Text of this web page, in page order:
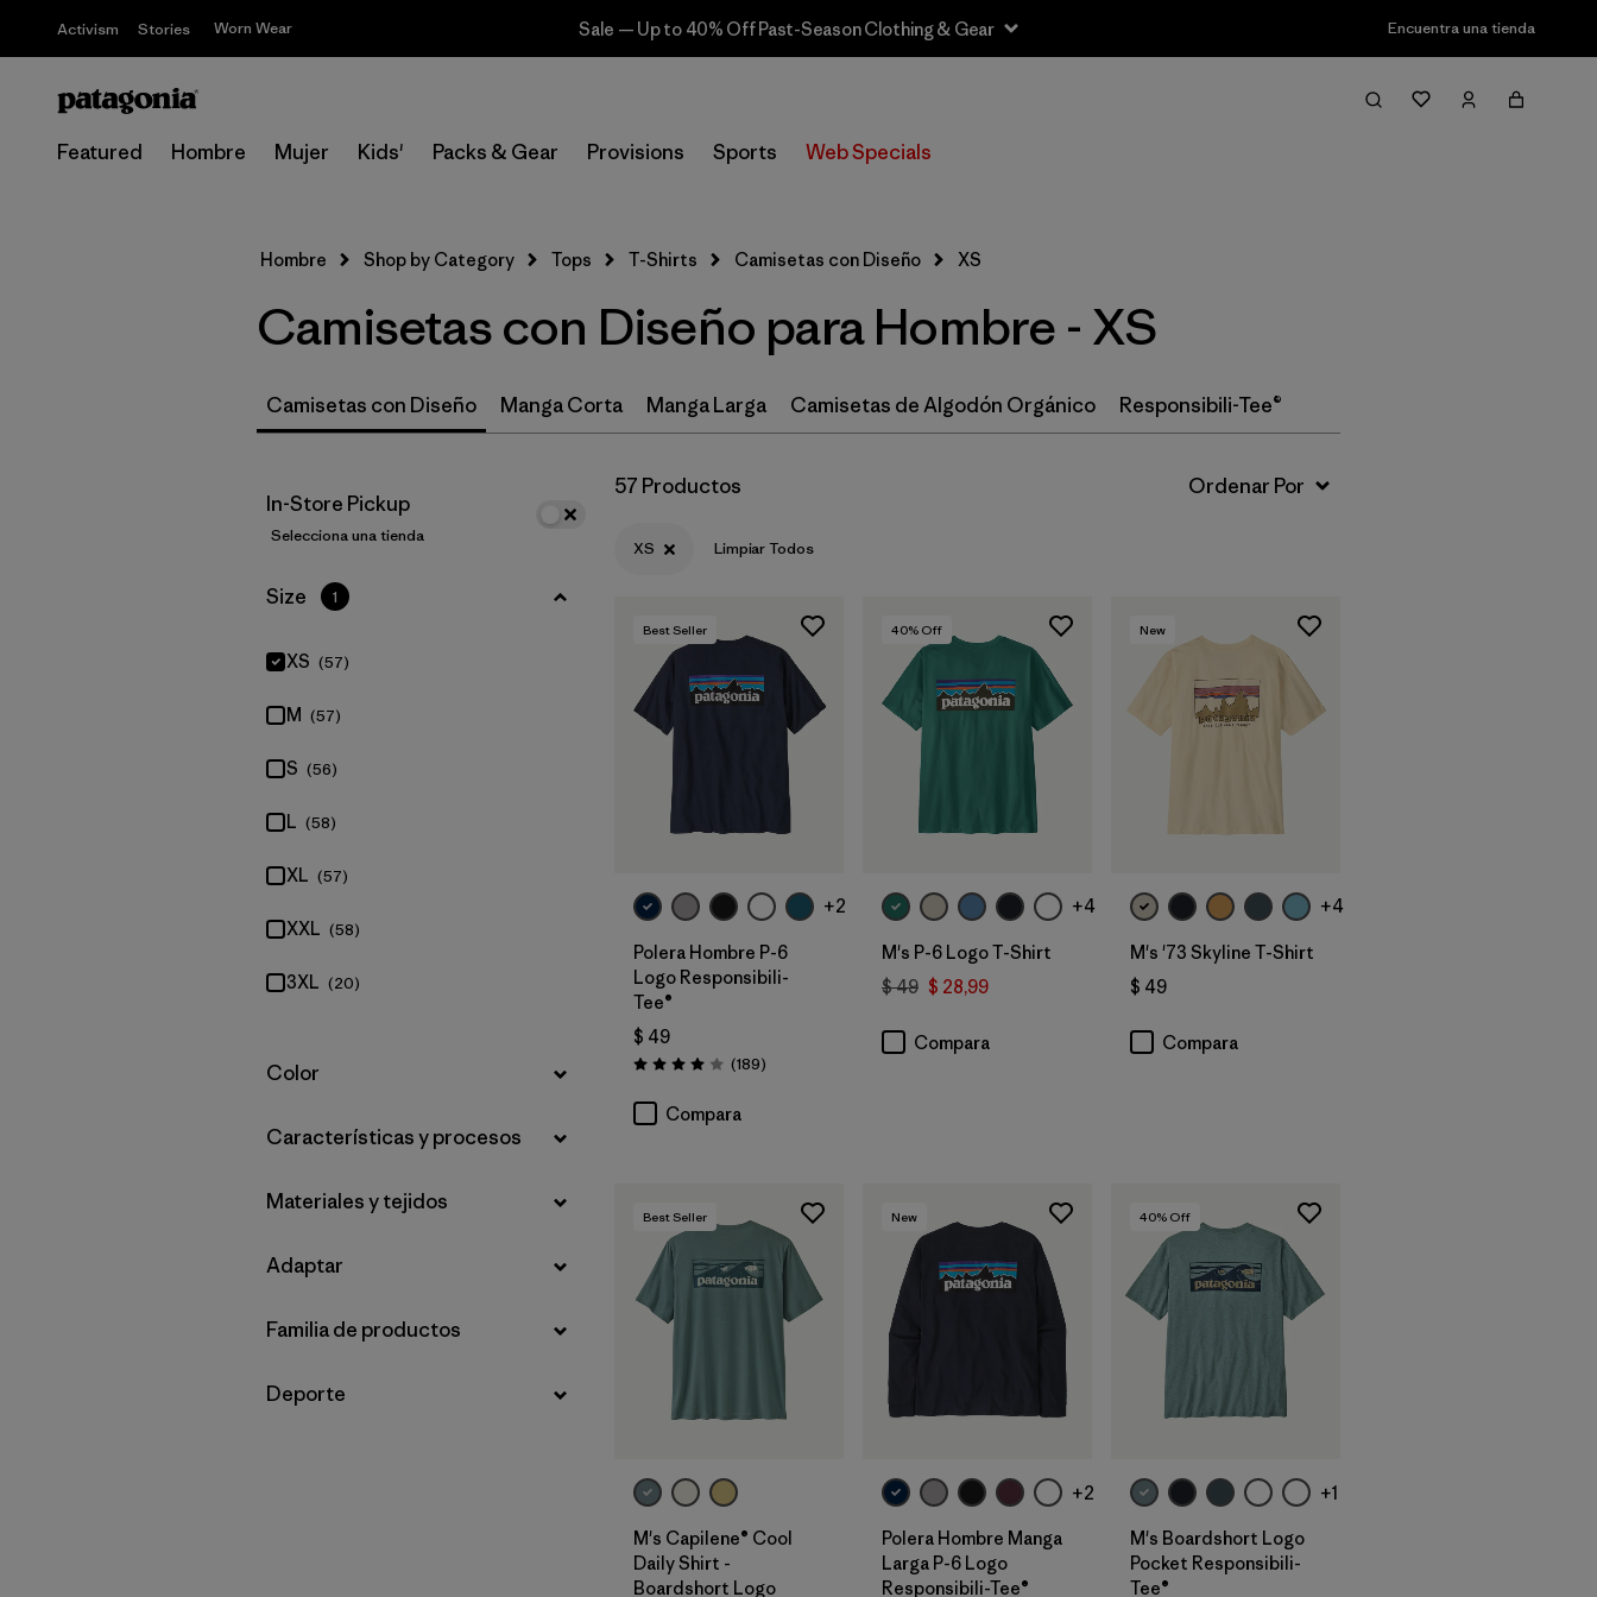
Activism Stories Worn Wear Sale — Up to 40% Off Past-Season Clothing & Gear Encuentra una tienda
Featured Hombre Mujer Kids' Packs & Gear Provisions Sports Web Specials
Filter & Sort
Selecciona una tienda
XS
M
L (58)
(57)
(58)
Características y procesos
Materiales y tejidos
Filtrar por
Familia de productos
Filtrar por
Hombre Shop by Category Tops T-Shirts Camisetas con Diseño XS
Camisetas con Diseño para Hombre - XS
Camisetas con Diseño Manga Corta Manga Larga Camisetas de Algodón Orgánico Responsibili-Tee®
In-Store Pickup
Selecciona una tienda
Filtrar por
Size 1
XS (57)
M (57)
S (56)
L (58)
XL (57)
XXL (58)
3XL (20)
Filtrar por
Color
Filtrar por
Características y procesos
Filtrar por
Materiales y tejidos
Filtrar por
Adaptar
Filtrar por
Familia de productos
Filtrar por
Deporte
57 Productos
XS Limpiar Todos
Best Seller
+2
Polera Hombre P-6
Logo Responsibili-
Tee®
$ 49
Valoración: 4.0 / 5
(189Comentarios
)
Compara
40% Off
+4
M's P-6 Logo T-Shirt
$ 49 $ 28,99
Compara
New
+4
M's '73 Skyline T-Shirt
$ 49
Compara
Best Seller
M's Capilene® Cool
Daily Shirt -
Boardshort Logo
New
+2
Polera Hombre Manga
Larga P-6 Logo
Responsibili-Tee®
40% Off
+1
M's Boardshort Logo
Pocket Responsibili-
Tee®